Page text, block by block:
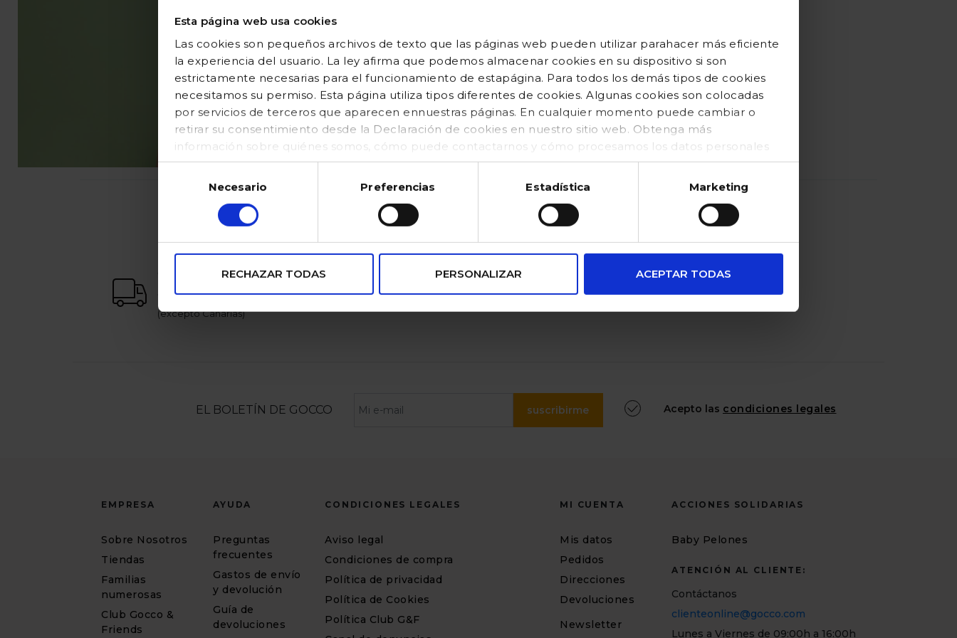
Esta página web usa cookies
Las cookies son pequeños archivos de texto que las páginas web pueden utilizar parahacer más eficiente
la experiencia del usuario. La ley afirma que podemos almacenar cookies en su dispositivo si son
estrictamente necesarias para el funcionamiento de estapágina. Para todos los demás tipos de cookies
necesitamos su permiso. Esta página utiliza tipos diferentes de cookies. Algunas cookies son colocadas
por servicios de terceros que aparecen ennuestras páginas. En cualquier momento puede cambiar o
retirar su consentimiento desde la Declaración de cookies en nuestro sitio web. Obtenga más
información sobre quiénes somos, cómo puede contactarnos y cómo procesamos los datos personales
en nuestraPolítica de cookies (https://www.gocco.es/cookies-policy.html)
Selección
consentimiento
Necesario Preferencias Estadística Marketing
RECHAZAR TODAS PERSONALIZAR ACEPTAR TODAS
VENTAJAS
envío gratuito
a partir de 65€
(excepto Canarias)
Recogida SEUR
seguros
numerosas
EL BOLETÍN DE GOCCO suscribirme Acepto las condiciones legales
EMPRESA
Sobre Nosotros
Tiendas
Familias
numerosas
Club Gocco &
Friends
AYUDA
Preguntas
frecuentes
Gastos de envío
y devolución
Guía de
devoluciones
CONDICIONES LEGALES
Aviso legal
Condiciones de compra
Política de privacidad
Política de Cookies
Política Club G&F
MI CUENTA
Mis datos
Pedidos
Direcciones
Devoluciones
Newsletter
ACCIONES SOLIDARIAS
Baby Pelones
ATENCIÓN AL CLIENTE:
Contáctanos
clienteonline@gocco.com
Lunes a Viernes de 09:00h a 16:00h